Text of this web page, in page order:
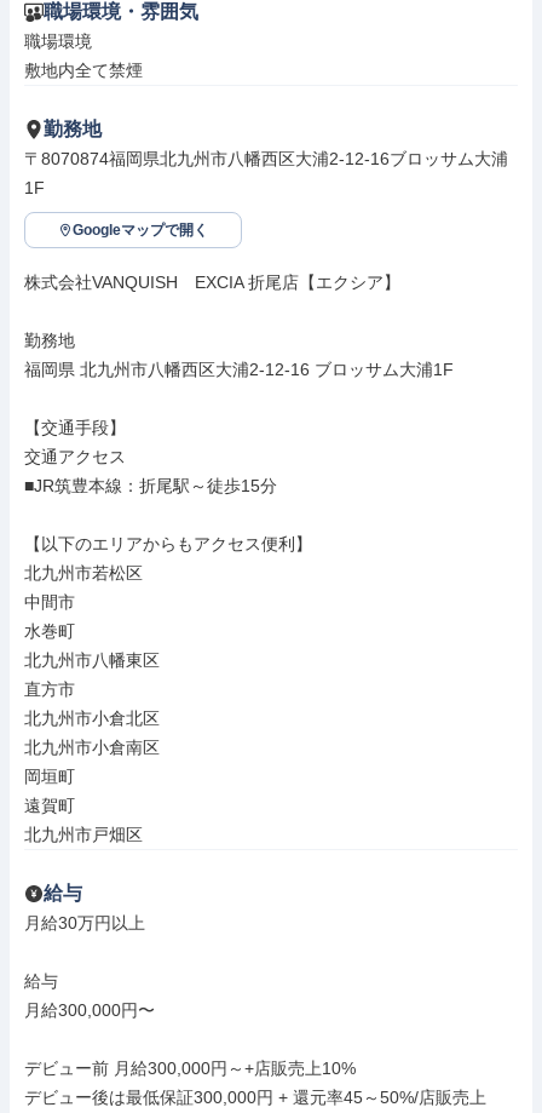
職場環境・雰囲気
職場環境
敷地内全て禁煙
勤務地
〒8070874福岡県北九州市八幡西区大浦2-12-16ブロッサム大浦
1F
Googleマップで開く
株式会社VANQUISH　EXCIA 折尾店【エクシア】
勤務地
福岡県 北九州市八幡西区大浦2-12-16 ブロッサム大浦1F
【交通手段】
交通アクセス
■JR筑豊本線：折尾駅～徒歩15分
【以下のエリアからもアクセス便利】
北九州市若松区
中間市
水巻町
北九州市八幡東区
直方市
北九州市小倉北区
北九州市小倉南区
岡垣町
遠賀町
北九州市戸畑区
給与
月給30万円以上
給与
月給300,000円〜
デビュー前 月給300,000円～+店販売上10%
デビュー後は最低保証300,000円 + 還元率45～50%/店販売上